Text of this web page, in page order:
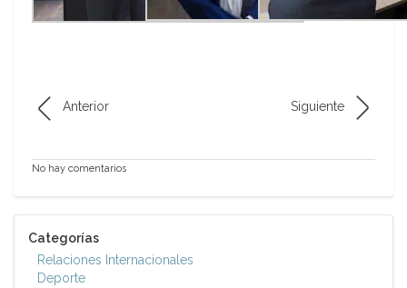
Anterior Siguiente
No hay comentarios
Categorías
Relaciones Internacionales
Deporte